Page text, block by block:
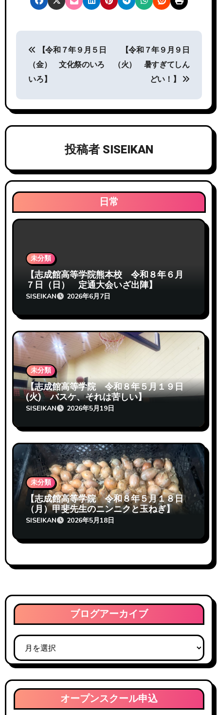
投
稿
ナ
ビ
ゲ
ョ
ン
【令和７年９月５日
（金） 文化祭のいろ
いろ】
【令和７年９月９日
（火） 暑すぎてしん
どい！】
投稿者 SISEIKAN
日常
未分類
【志成館高等学院熊本校 令和８年６月
７日（日） 定通大会いざ出陣】
SISEIKAN 2026年6月7日
未分類
【志成館高等学院 令和８年５月１９日
(火) バスケ、それは苦しい】
SISEIKAN 2026年5月19日
未分類
【志成館高等学院 令和８年５月１８日
（月）甲斐先生のニンニクと玉ねぎ】
SISEIKAN 2026年5月18日
ブログアーカイブ
ブ
ロ
グ
ア
ー
カ
オープンスクール申込